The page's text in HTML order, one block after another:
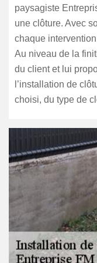
paysagiste
une clôture. Avec
chaque
Au niveau de la
du client et lui
l’installation de
choisi, du type de